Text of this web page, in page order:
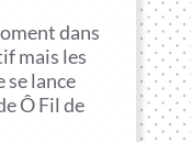
dans
mais les
se lance
Ô Fil de